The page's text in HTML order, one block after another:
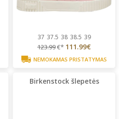
37 37.5 38 38.5 39
123.99€* 111.99€
NEMOKAMAS PRISTATYMAS
Birkenstock šlepetės